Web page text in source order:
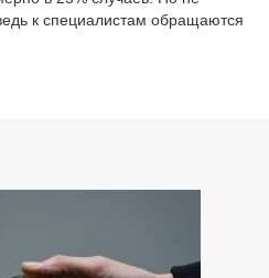
к специалистам обращаются